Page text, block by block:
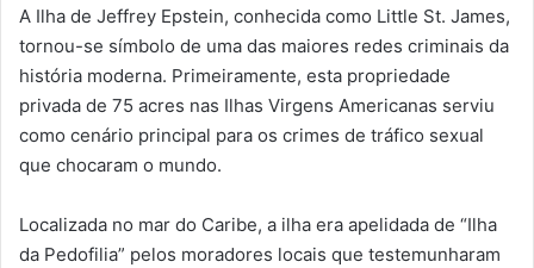
A Ilha de Jeffrey Epstein, conhecida como Little St. James,
tornou-se símbolo de uma das maiores redes criminais da
história moderna. Primeiramente, esta propriedade
privada de 75 acres nas Ilhas Virgens Americanas serviu
como cenário principal para os crimes de tráfico sexual
que chocaram o mundo.
Localizada no mar do Caribe, a ilha era apelidada de “Ilha
da Pedofilia” pelos moradores locais que testemunharam